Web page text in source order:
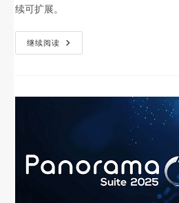
续可扩展。
继续阅读